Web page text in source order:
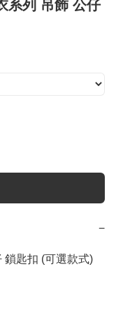
系列 吊飾 公仔
−
鎖匙扣 (可選款式)